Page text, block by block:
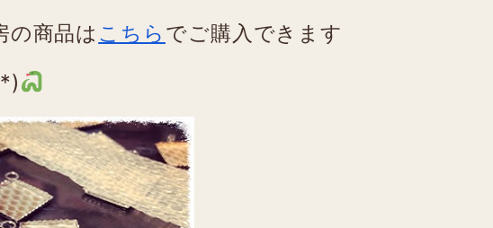
の商品は こちら でご購入できます